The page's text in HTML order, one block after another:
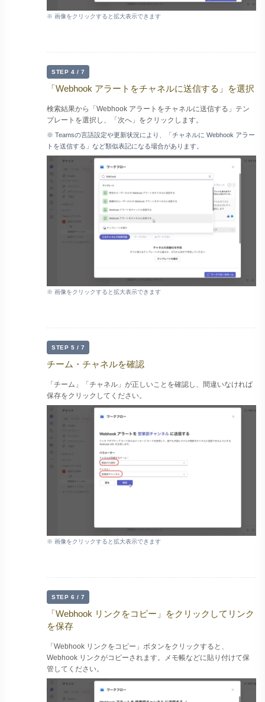
※ 画像をクリックすると拡大表示できます
STEP 4 / 7
「Webhook アラートをチャネルに送信する」を選択
検索結果から「Webhook アラートをチャネルに送信する」テン
プレートを選択し、「次へ」をクリックします。
※ Teamsの言語設定や更新状況により、「チャネルに Webhook アラー
トを送信する」など類似表記になる場合があります。
※ 画像をクリックすると拡大表示できます
STEP 5 / 7
チーム・チャネルを確認
「チーム」「チャネル」が正しいことを確認し、間違いなければ
保存をクリックしてください。
※ 画像をクリックすると拡大表示できます
STEP 6 / 7
「Webhook リンクをコピー」をクリックしてリンク
を保存
「Webhook リンクをコピー」ボタンをクリックすると、
Webhook リンクがコピーされます。メモ帳などに貼り付けて保
管してください。